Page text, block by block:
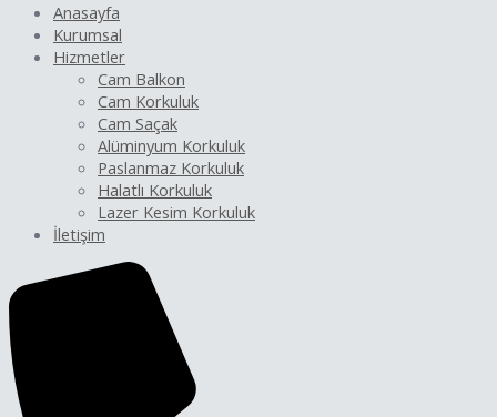
Anasayfa
Kurumsal
Hizmetler
Cam Balkon
Cam Korkuluk
Cam Saçak
Alüminyum Korkuluk
Paslanmaz Korkuluk
Halatlı Korkuluk
Lazer Kesim Korkuluk
İletişim